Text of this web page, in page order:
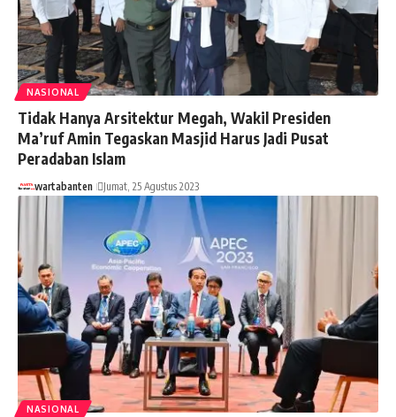
NASIONAL
Tidak Hanya Arsitektur Megah, Wakil Presiden
Ma’ruf Amin Tegaskan Masjid Harus Jadi Pusat
Peradaban Islam
wartabanten Jumat, 25 Agustus 2023
NASIONAL